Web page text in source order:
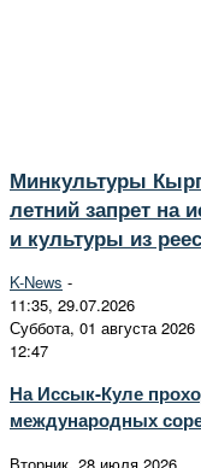
Минкультуры
летний запрет на
и культуры из
K-News -
11:35, 29.07.2026
Суббота, 01 августа 2026
12:47
На Иссык-Куле
международных
Вторник, 28 июля 2026